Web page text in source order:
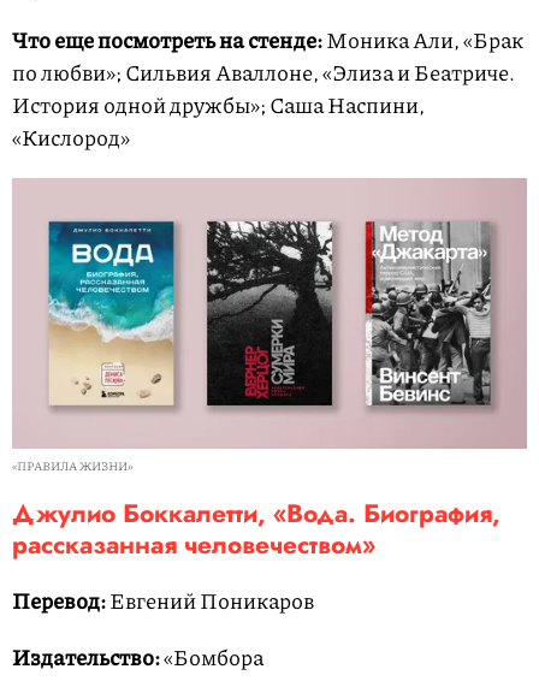
Что еще посмотреть на стенде:Моника Али, «Брак
по любви»; Сильвия Аваллоне, «Элиза и Беатриче.
История одной дружбы»; Саша Наспини,
«Кислород»
«ПРАВИЛА ЖИЗНИ»
Джулио Боккалетти, «Вода. Биография,
рассказанная человечеством»
Перевод:Евгений Поникаров
Издательство:«Бомбора